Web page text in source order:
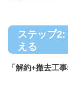
ステップ
える
「解約+撤去工事